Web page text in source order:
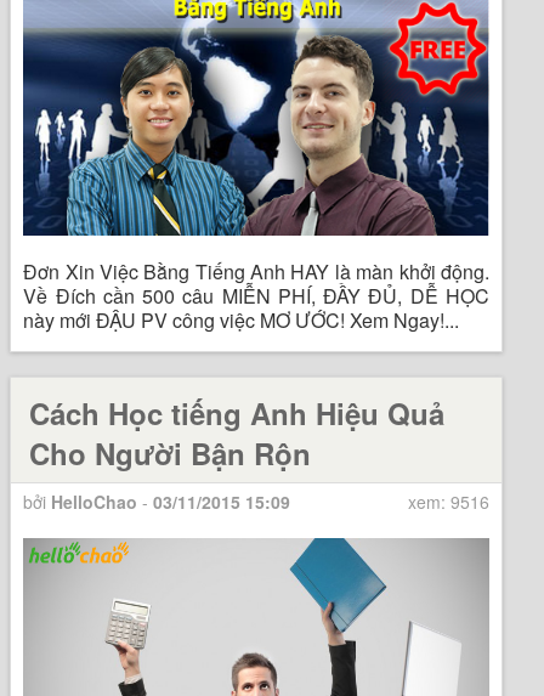
Đơn Xin Việc Bằng Tiếng Anh HAY là màn khởi động.
Về Đích cần 500 câu MIỄN PHÍ, ĐẦY ĐỦ, DỄ HỌC
này mới ĐẬU PV công việc MƠ ƯỚC! Xem Ngay!...
Cách Học tiếng Anh Hiệu Quả
Cho Người Bận Rộn
bởi HelloChao -03/11/2015 15:09 xem: 9516